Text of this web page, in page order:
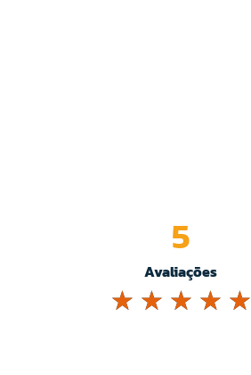
Avaliações
5
☆ ☆ ☆ ☆ ☆